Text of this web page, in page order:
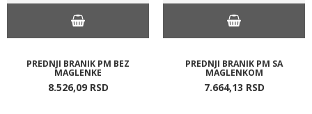
PREDNJI BRANIK PM BEZ
MAGLENKE
8.526,09 RSD
PREDNJI BRANIK PM SA
MAGLENKOM
7.664,13 RSD